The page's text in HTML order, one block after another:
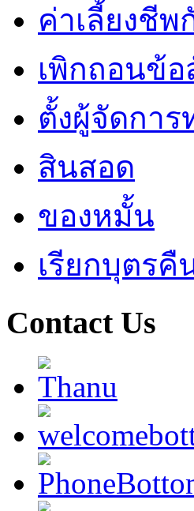
ค่าเลี้ยงชีพ
เพิกถอนข้
ตั้งผู้จัดกา
สินสอด
ของหมั้น
เรียกบุตรคื
Contact Us